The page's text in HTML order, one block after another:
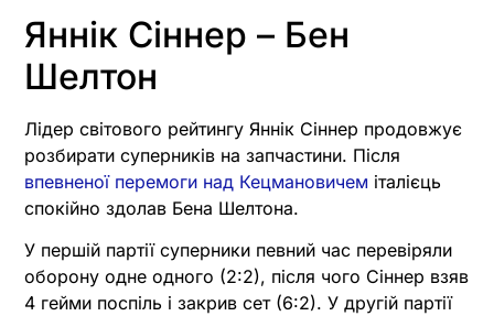
Яннік Сіннер – Бен
Шелтон
Лідер світового рейтингу Яннік Сіннер продовжує
розбирати суперників на запчастини. Після
впевненої перемоги над Кецмановичем італієць
спокійно здолав Бена Шелтона.
У першій партії суперники певний час перевіряли
оборону одне одного (2:2), після чого Сіннер взяв
4 гейми поспіль і закрив сет (6:2). У другій партії